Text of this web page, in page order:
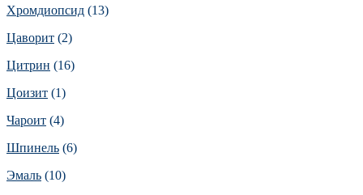
Хромдиопсид (13)
Цаворит (2)
Цитрин (16)
Цоизит (1)
Чароит (4)
Шпинель (6)
Эмаль (10)